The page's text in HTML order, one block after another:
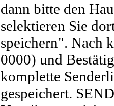
dann bitte den
selektieren Sie
speichern". Nach
0000) und
komplette
gespeichert.